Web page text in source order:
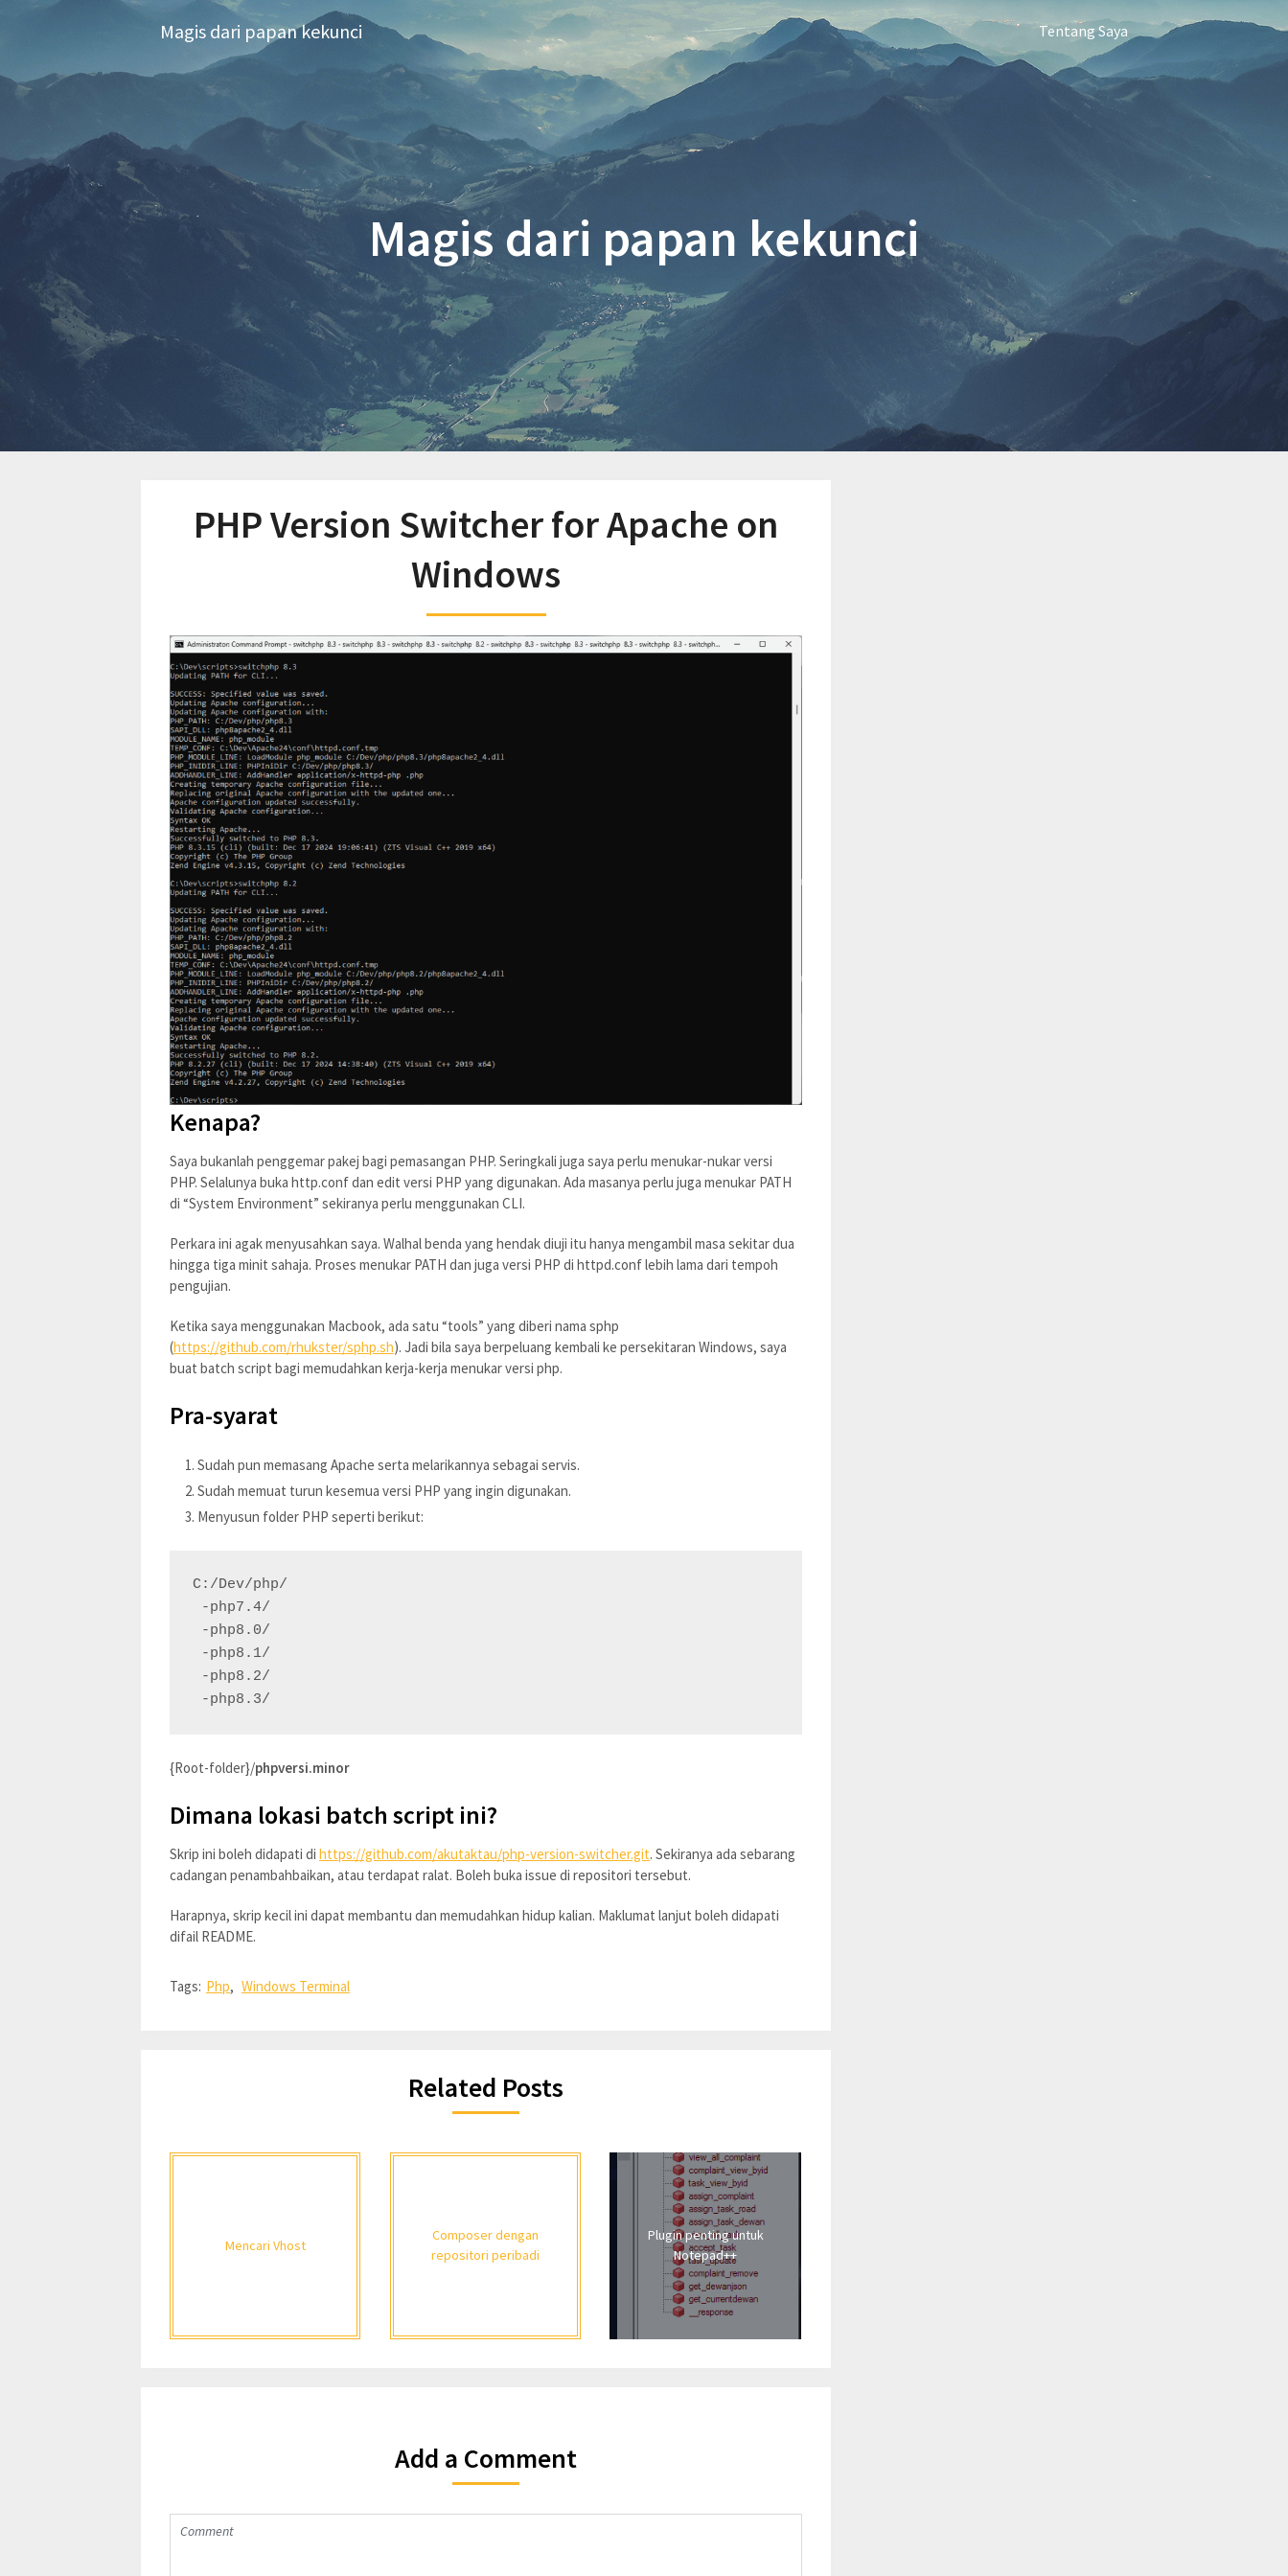
Magis dari papan kekunci Tentang Saya
Magis dari papan kekunci
PHP Version Switcher for Apache on
Windows
Kenapa?
Saya bukanlah penggemar pakej bagi pemasangan PHP. Seringkali juga saya perlu menukar-nukar versi
PHP. Selalunya buka http.conf dan edit versi PHP yang digunakan. Ada masanya perlu juga menukar PATH
di “System Environment” sekiranya perlu menggunakan CLI.
Perkara ini agak menyusahkan saya. Walhal benda yang hendak diuji itu hanya mengambil masa sekitar dua
hingga tiga minit sahaja. Proses menukar PATH dan juga versi PHP di httpd.conf lebih lama dari tempoh
pengujian.
Ketika saya menggunakan Macbook, ada satu “tools” yang diberi nama sphp
(https://github.com/rhukster/sphp.sh). Jadi bila saya berpeluang kembali ke persekitaran Windows, saya
buat batch script bagi memudahkan kerja-kerja menukar versi php.
Pra-syarat
Sudah pun memasang Apache serta melarikannya sebagai servis.
Sudah memuat turun kesemua versi PHP yang ingin digunakan.
Menyusun folder PHP seperti berikut:
C:/Dev/php/
-php8.3/
{Root-folder}/phpversi.minor
Dimana lokasi batch script ini?
Skrip ini boleh didapati di https://github.com/akutaktau/php-version-switcher.git. Sekiranya ada sebarang
cadangan penambahbaikan, atau terdapat ralat. Boleh buka issue di repositori tersebut.
Harapnya, skrip kecil ini dapat membantu dan memudahkan hidup kalian. Maklumat lanjut boleh didapati
difail README.
Tags: Php, Windows Terminal
Related Posts
Mencari Vhost
Composer dengan
repositori peribadi
Plugin penting untuk
Notepad++
Add a Comment